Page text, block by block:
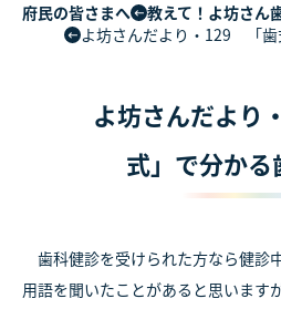
府民の皆さまへ 教えて！よ坊さん
よ坊さんだより・129 「歯
よ坊さんだよ
式」で分かる
歯科健診を受けられた方なら健診
用語を聞いたことがあると思います